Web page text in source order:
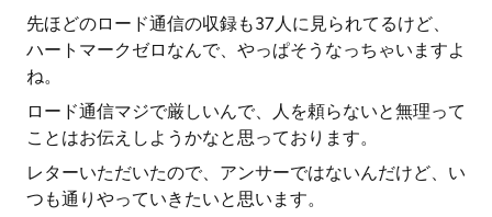
先ほどのロード通信の収録も37人に見られてるけど、
ハートマークゼロなんで、やっぱそうなっちゃいますよ
ね。
ロード通信マジで厳しいんで、人を頼らないと無理って
ことはお伝えしようかなと思っております。
レターいただいたので、アンサーではないんだけど、い
つも通りやっていきたいと思います。